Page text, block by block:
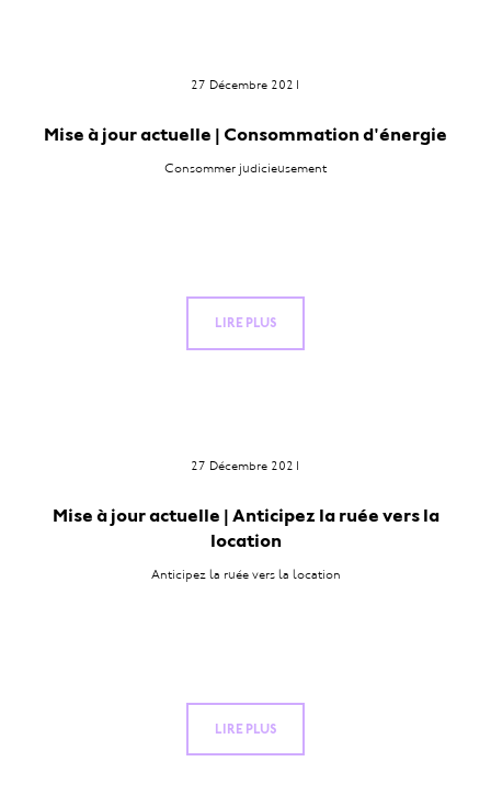
27 Décembre 2021
Mise à jour actuelle | Consommation d'énergie
Consommer judicieusement
LIRE PLUS
27 Décembre 2021
Mise à jour actuelle | Anticipez la ruée vers la
location
Anticipez la ruée vers la location
LIRE PLUS